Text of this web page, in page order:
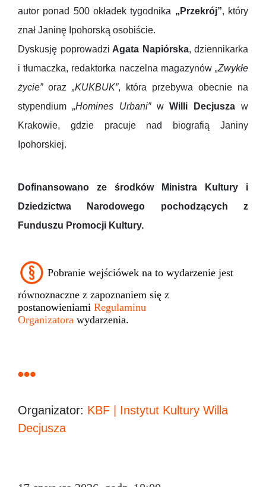
autor ponad 500 okładek tygodnika „Przekrój”, który
znał Janinę Ipohorską osobiście.
Dyskusję poprowadzi Agata Napiórska, dziennikarka
i tłumaczka, redaktorka naczelna magazynów „Zwykłe
życie”oraz „KUKBUK”, która przebywa obecnie na
stypendium „Homines Urbani”wWilli Decjusza w
Krakowie, gdzie pracuje nad biografią Janiny
Ipohorskiej.
Dofinansowano ze środków Ministra Kultury i
Dziedzictwa Narodowego pochodzących z
Funduszu Promocji Kultury.
Pobranie wejściówek na to wydarzenie jest
równoznaczne z zapoznaniem się z
postanowieniami Regulaminu
Organizatora wydarzenia.
Organizator: KBF | Instytut Kultury Willa
Decjusza